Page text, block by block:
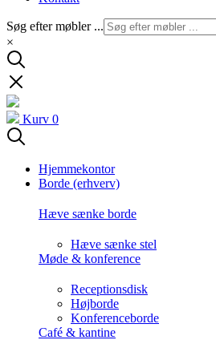
Søg efter møbler ...
×
Kurv 0
Hjemmekontor
Borde (erhverv)
Hæve sænke borde
Hæve sænke stel
Møde & konference
Receptionsdisk
Højborde
Konferenceborde
Café & kantine